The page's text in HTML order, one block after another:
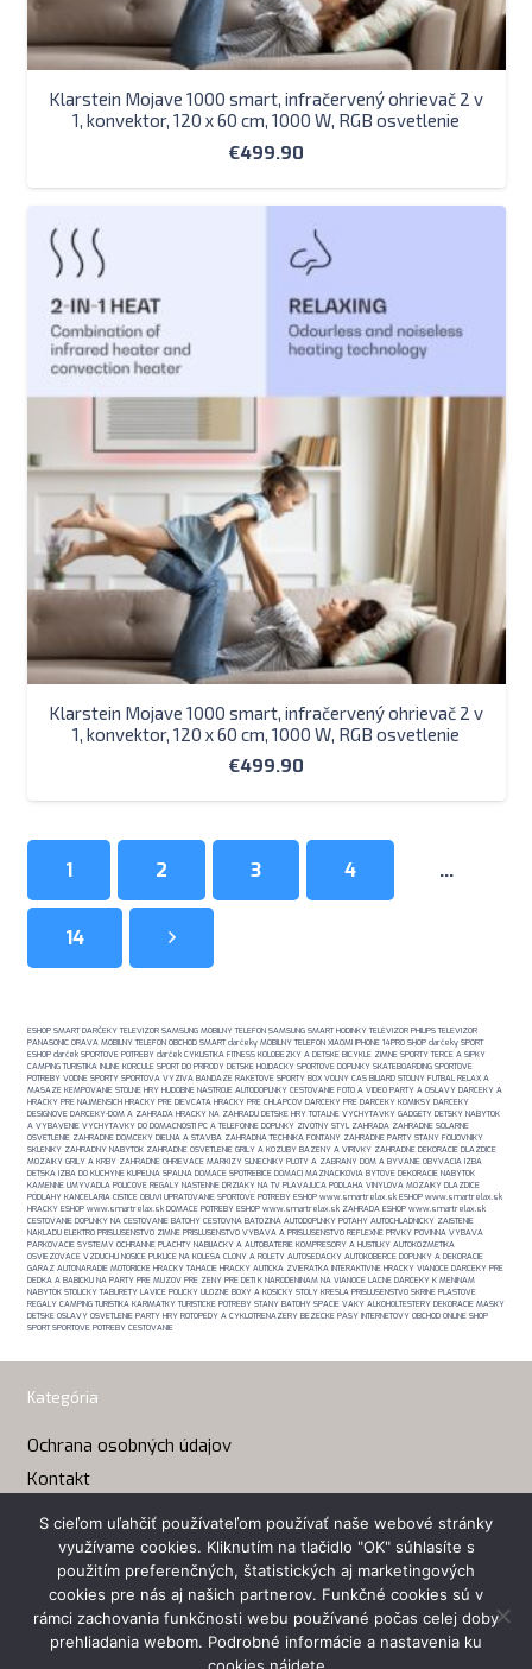
Klarstein Mojave 1000 smart, infračervený ohrievač 2 v
1, konvektor, 120 x 60 cm, 1000 W, RGB osvetlenie
€499.90
Klarstein Mojave 1000 smart, infračervený ohrievač 2 v
1, konvektor, 120 x 60 cm, 1000 W, RGB osvetlenie
€499.90
1 2 3 4 …
14
ESHOP SMART DARČEKY TELEVIZOR SAMSUNG MOBILNY TELEFON SAMSUNG SMART HODINKY TELEVIZOR PHILIPS TELEVIZOR
PANASONIC ORAVA MOBILNY TELEFON OBCHOD SMART darčeky MOBILNY TELEFON XIAOMI IPHONE 14PRO SHOP darčeky SPORT
ESHOP darček SPORTOVE POTREBY darček CYKLISTIKA FITNESS KOLOBEZKY A DETSKE BICYKLE ZIMNE SPORTY TERCE A SIPKY
CAMPING TURISTIKA INLINE KORCULE SPORT DO PRIRODY DETSKE HOJDACKY SPORTOVE DOPLNKY SKATEBOARDING SPORTOVE
POTREBY VODNE SPORTY SPORTOVA VYZIVA BANDAZE RAKETOVE SPORTY BOX VOLNY CAS BILIARD STOLNY FUTBAL RELAX A
MASAZE KEMPOVANIE STOLNE HRY HUDOBNE NASTROJE AUTODOPLNKY CESTOVANIE FOTO A VIDEO PARTY A OSLAVY DARCEKY A
HRACKY PRE NAJMENSICH HRACKY PRE DIEVCATA HRACKY PRE CHLAPCOV DARCEKY PRE DARCEKY KOMIKSY DARCEKY
DESIGNOVE DARCEKY-DOM A ZAHRADA HRACKY NA ZAHRADU DETSKE HRY TOTALNE VYCHYTAVKY GADGETY DETSKY NABYTOK
A VYBAVENIE VYCHYTAVKY DO DOMACNOSTI PC A TELEFONNE DOPLNKY ZIVOTNY STYL ZAHRADA ZAHRADNE SOLARNE
OSVETLENIE ZAHRADNE DOMCEKY DIELNA A STAVBA ZAHRADNA TECHNIKA FONTANY ZAHRADNE PARTY STANY FOLIOVNIKY
SKLENIKY ZAHRADNY NABYTOK ZAHRADNE OSVETLENIE GRILY A KOZUBY BAZENY A VIRIVKY ZAHRADNE DEKORACIE DLAZDICE
MOZAIKY GRILY A KRBY ZAHRADNE OHRIEVACE MARKIZY SLNECNIKY PLOTY A ZABRANY DOM A BYVANIE OBYVACIA IZBA
DETSKA IZBA DO KUCHYNE KUPELNA SPALNA DOMACE SPOTREBICE DOMACI MAZNACIKOVIA BYTOVE DEKORACIE NABYTOK
KAMENNE UMYVADLA POLICOVE REGALY NASTENNE DRZIAKY NA TV PLAVAJUCA PODLAHA VINYLOVA MOZAIKY DLAZDICE
PODLAHY KANCELARIA CISTICE OBUVI UPRATOVANIE SPORTOVE POTREBY ESHOP www.smartrelax.sk ESHOP www.smartrelax.sk
HRACKY ESHOP www.smartrelax.sk DOMACE POTREBY ESHOP www.smartrelax.sk ZAHRADA ESHOP www.smartrelax.sk
CESTOVANIE DOPLNKY NA CESTOVANIE BATOHY CESTOVNA BATOZINA AUTODOPLNKY POTAHY AUTOCHLADNICKY ZAISTENIE
NAKLADU ELEKTRO PRISLUSENSTVO ZIMNE PRISLUSENSTVO VYBAVA A PRISLUSENSTVO REFLEXNE PRVKY POVINNA VYBAVA
PARKOVACIE SYSTEMY OCHRANNE PLACHTY NABIJACKY A AUTOBATERIE KOMPRESORY A HUSTILKY AUTOKOZMETIKA
OSVIEZOVACE VZDUCHU NOSICE PUKLICE NA KOLESA CLONY A ROLETY AUTOSEDACKY AUTOKOBERCE DOPLNKY A DEKORACIE
GARAZ AUTONARADIE MOTORICKE HRACKY TAHACIE HRACKY AUTICKA ZVIERATKA INTERAKTIVNE HRACKY VIANOCE DARCEKY PRE
DEDKA A BABICKU NA PARTY PRE MUZOV PRE ZENY PRE DETI K NARODENINAM NA VIANOCE LACNE DARCEKY K MENINAM
NABYTOK STOLICKY TABURETY LAVICE POLICKY ULOZNE BOXY A KOSICKY STOLY KRESLA PRISLUSENSTVO SKRINE PLASTOVE
REGALY CAMPING TURISTIKA KARIMATKY TURISTICKE POTREBY STANY BATOHY SPACIE VAKY ALKOHOLTESTERY DEKORACIE MASKY
DETSKE OSLAVY OSVETLENIE PARTY HRY ROTOPEDY A CYKLOTRENAZERY BEZECKE PASY INTERNETOVY OBCHOD ONLINE SHOP
SPORT SPORTOVE POTREBY CESTOVANIE
Kategória
Ochrana osobných údajov
Kontakt
Kontakt
Email:eshop(a)smartrelax.sk
S cieľom uľahčiť používateľom používať naše webové stránky
využívame cookies. Kliknutím na tlačidlo "OK" súhlasíte s
použitím preferenčných, štatistických aj marketingových
cookies pre nás aj našich partnerov. Funkčné cookies sú v
rámci zachovania funkčnosti webu používané počas celej doby
prehliadania webom. Podrobné informácie a nastavenia ku